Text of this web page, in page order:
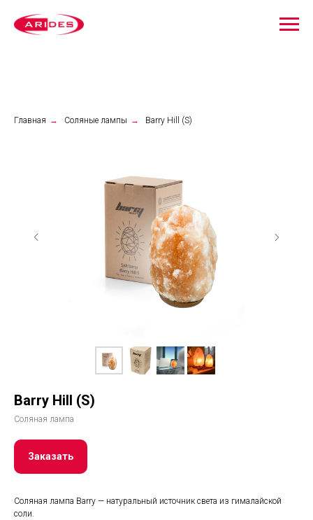
Главная → Соляные лампы → Barry Hill (S)
Barry Hill (S)
Соляная лампа
Заказать
Соляная лампа Barry — натуральный источник света из гималайской
соли.